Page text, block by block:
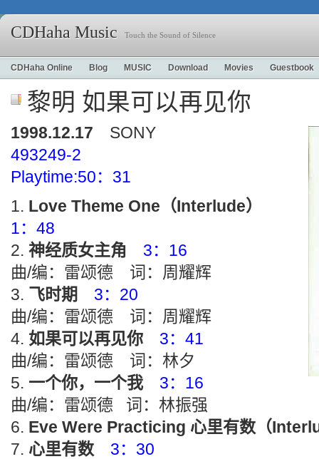
CDHaha Music Touch the Sound of Silence
CDHaha Online Blog MUSIC Download Movies Guestbook
黎明 如果可以再见你
1998.12.17 SONY
493249-2
Playtime:50：31
Love Theme One（Interlude）
1：48
神经质女主角
3：16
曲/编：雷颂德 词：周耀辉
飞时期
3：20
曲/编：雷颂德 词：周耀辉
如果可以再见你
3：41
曲/编：雷颂德 词：林夕
一个你，一个我
3：16
曲/编：雷颂德 词：林振强
Eve Were Practicing 心里有数（
心里有数
3：30